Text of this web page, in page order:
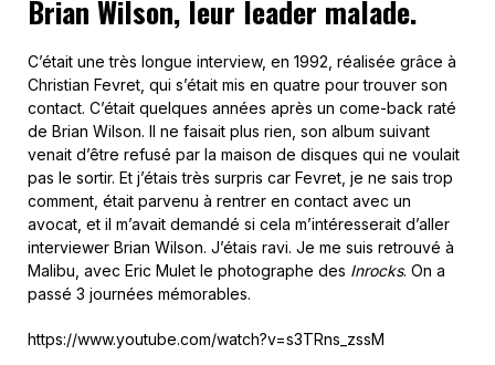
Brian Wilson, leur leader malade.
C’était une très longue interview, en 1992, réalisée grâce à
Christian Fevret, qui s’était mis en quatre pour trouver son
contact. C’était quelques années après un come-back raté
de Brian Wilson. Il ne faisait plus rien, son album suivant
venait d’être refusé par la maison de disques qui ne voulait
pas le sortir. Et j’étais très surpris car Fevret, je ne sais trop
comment, était parvenu à rentrer en contact avec un
avocat, et il m’avait demandé si cela m’intéresserait d’aller
interviewer Brian Wilson. J’étais ravi. Je me suis retrouvé à
Malibu, avec Eric Mulet le photographe des Inrocks. On a
passé 3 journées mémorables.
https://www.youtube.com/watch?v=s3TRns_zssM